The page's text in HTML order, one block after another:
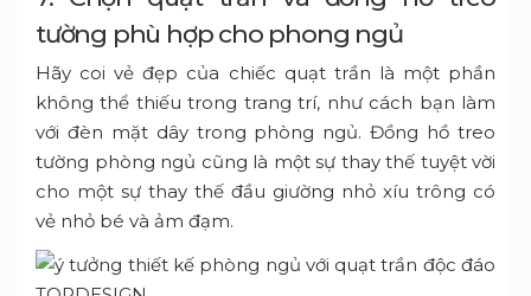
tường phù hợp cho phong ngủ
Hãy coi vẻ đẹp của chiếc quạt trần là một phần
không thể thiếu trong trang trí, như cách bạn làm
với đèn mặt dây trong phòng ngủ.Đồng hồ treo
tường phòng ngủ cũng là một sự thay thế tuyệt vời
cho một sự thay thế đầu giường nhỏ xíu trông có
vẻ nhỏ bé và ảm đạm.